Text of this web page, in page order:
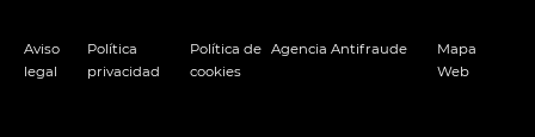
Aviso
legal
Política
privacidad
Política de
cookies
Agencia Antifraude
Mapa
Web